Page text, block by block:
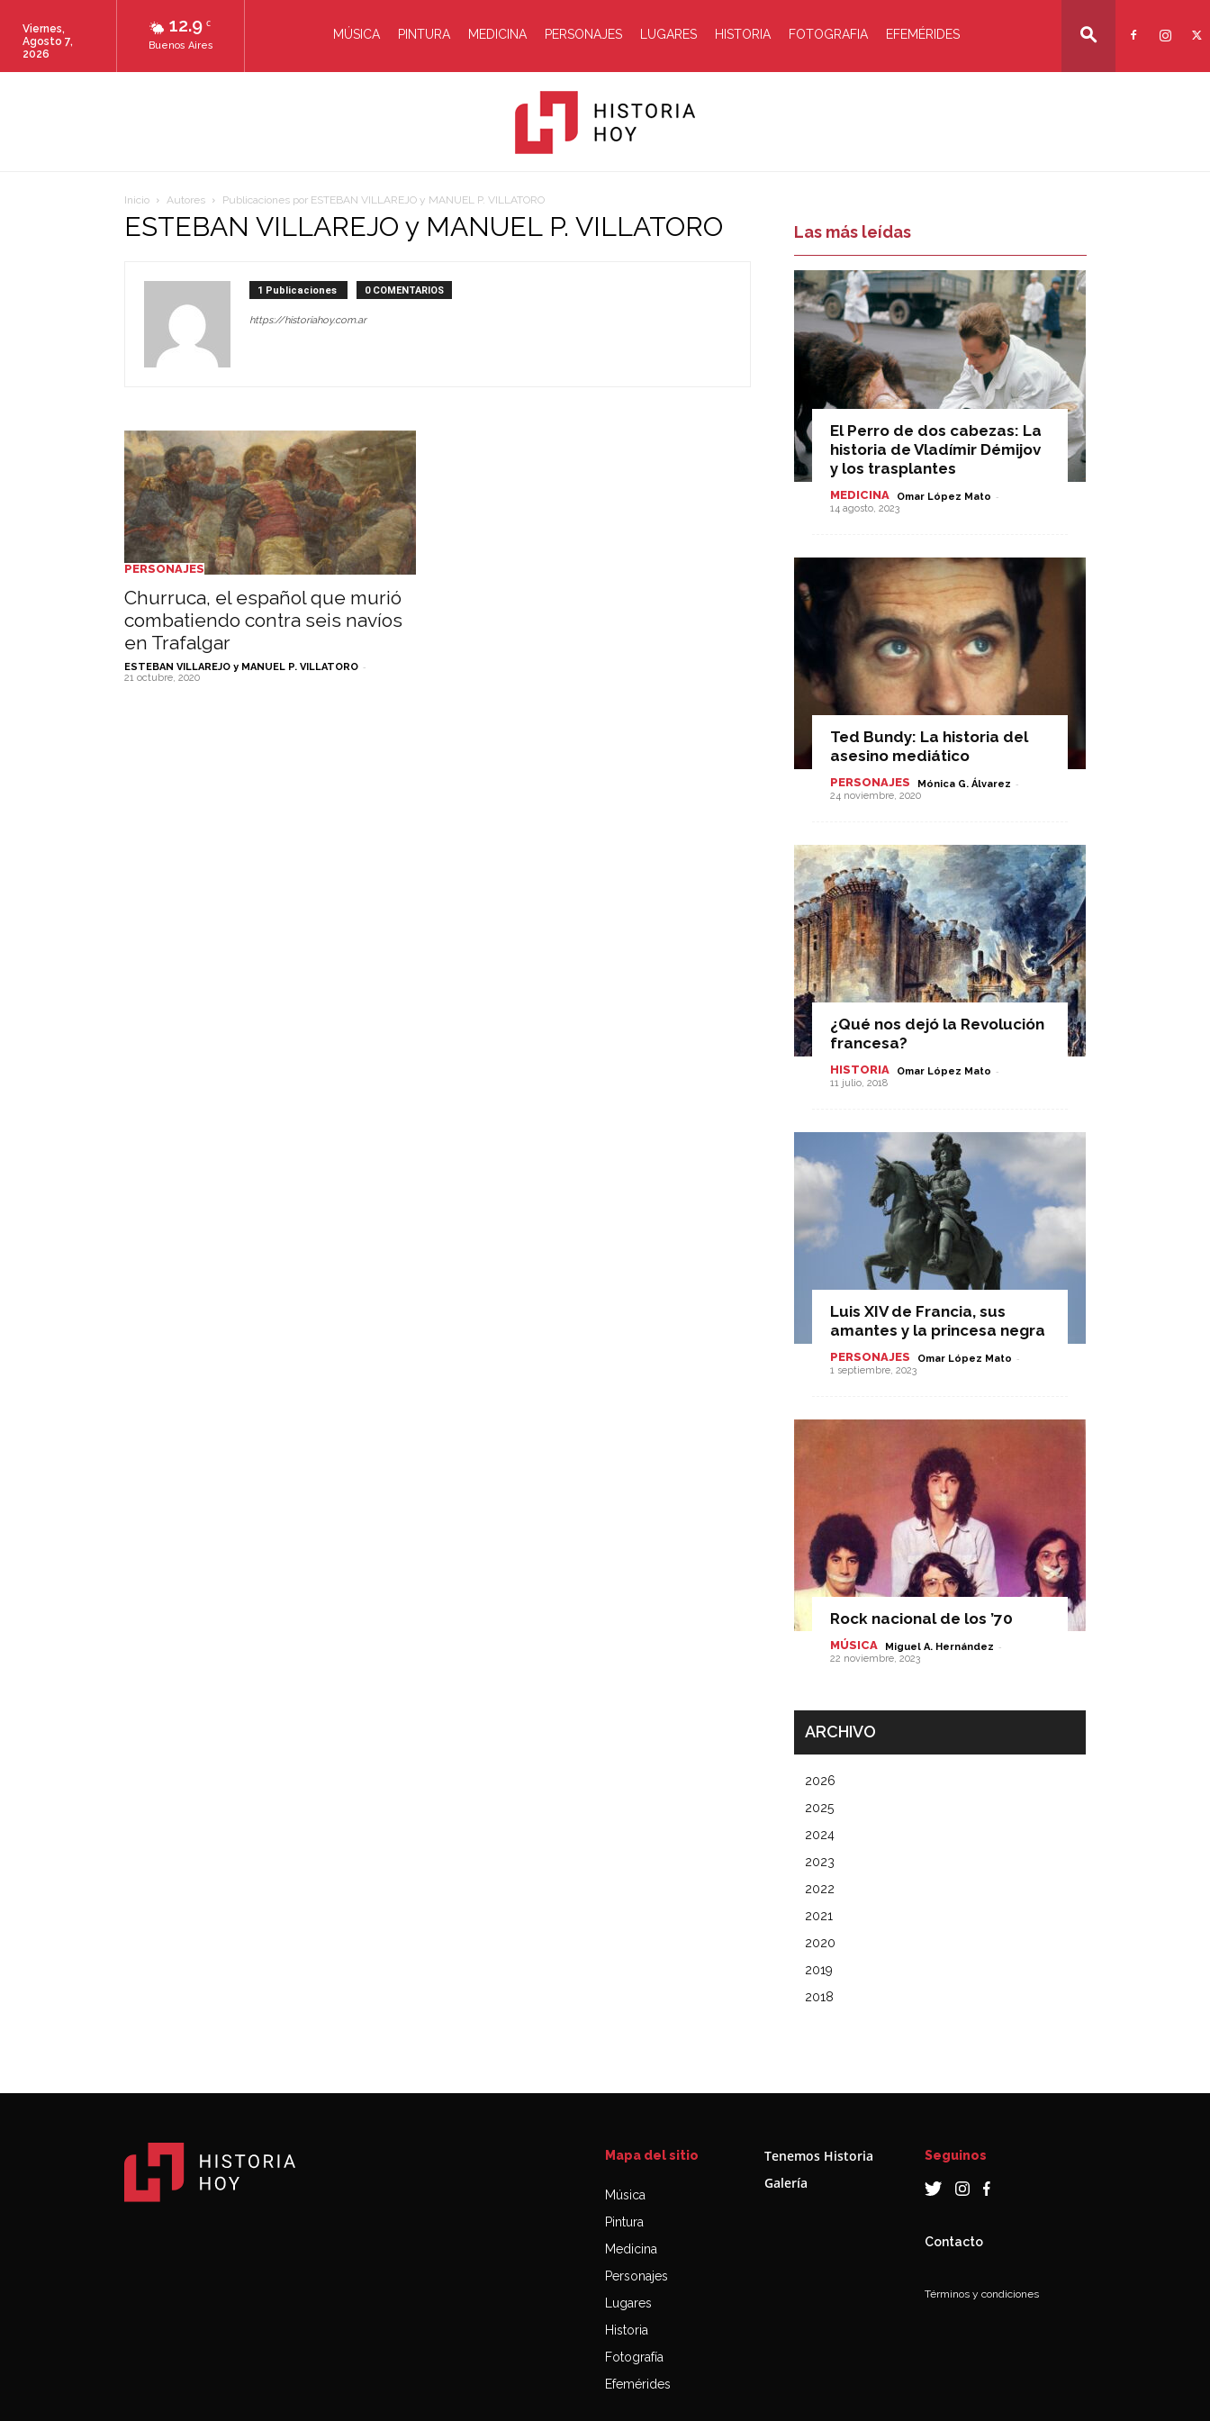
12.9 C
Buenos Aires
Viernes,
Agosto 7,
2026
MÚSICA PINTURA MEDICINA PERSONAJES LUGARES HISTORIA FOTOGRAFIA EFEMÉRIDES
Historia
Inicio Autores Publicaciones por ESTEBAN VILLAREJO y MANUEL P. VILLATORO
ESTEBAN VILLAREJO y MANUEL P. VILLATORO
1 Publicaciones 0 COMENTARIOS
https://historiahoy.com.ar
PERSONAJES
Churruca, el español que murió
combatiendo contra seis navíos
en Trafalgar
ESTEBAN VILLAREJO y MANUEL P. VILLATORO -
21 octubre, 2020
Las más leídas
El Perro de dos cabezas: La
historia de Vladímir Démijov
y los trasplantes
MEDICINA Omar López Mato -
14 agosto, 2023
Ted Bundy: La historia del
asesino mediático
PERSONAJES Mónica G. Álvarez -
24 noviembre, 2020
¿Qué nos dejó la Revolución
francesa?
HISTORIA Omar López Mato -
11 julio, 2018
Luis XIV de Francia, sus
amantes y la princesa negra
PERSONAJES Omar López Mato -
1 septiembre, 2023
Rock nacional de los ’70
MÚSICA Miguel A. Hernández -
22 noviembre, 2023
ARCHIVO
2026
2025
2024
2023
2022
2021
2020
2019
2018
Mapa del sitio
Música
Pintura
Medicina
Personajes
Lugares
Historia
Fotografía
Efemérides
Tenemos Historia
Galería
Seguinos
Contacto
Términos y condiciones